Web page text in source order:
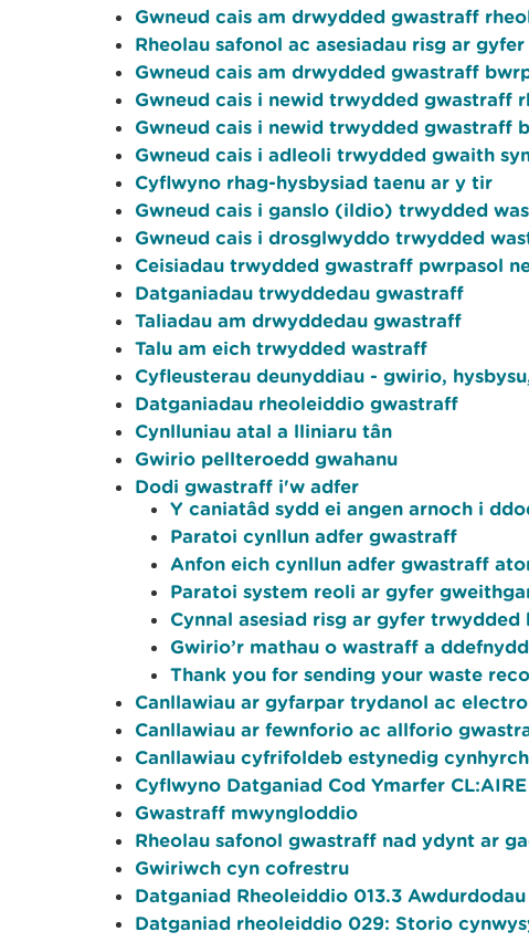
Gwneud cais am drwydded gwastraff
Rheolau safonol ac asesiadau risg ar
Gwneud cais am drwydded gwastraff
Gwneud cais i newid trwydded gwastraff
Gwneud cais i newid trwydded gwastraff
Gwneud cais i adleoli trwydded gwaith
Cyflwyno rhag-hysbysiad taenu ar y tir
Gwneud cais i ganslo (ildio) trwydded
Gwneud cais i drosglwyddo trwydded
Ceisiadau trwydded gwastraff pwrpasol
Datganiadau trwyddedau gwastraff
Taliadau am drwyddedau gwastraff
Talu am eich trwydded wastraff
Cyfleusterau deunyddiau - gwirio,
Datganiadau rheoleiddio gwastraff
Cynlluniau atal a lliniaru tân
Gwirio pellteroedd gwahanu
Dodi gwastraff i'w adfer
Y caniatâd sydd ei angen arnoch i
Paratoi cynllun adfer gwastraff
Anfon eich cynllun adfer gwastraff
Paratoi system reoli ar gyfer
Cynnal asesiad risg ar gyfer
Gwirio’r mathau o wastraff a
Thank you for sending your waste
Canllawiau ar gyfarpar trydanol ac
Canllawiau ar fewnforio ac allforio
Canllawiau cyfrifoldeb estynedig
Cyflwyno Datganiad Cod Ymarfer CL:AIRE
Gwastraff mwyngloddio
Rheolau safonol gwastraff nad ydynt ar
Gwiriwch cyn cofrestru
Datganiad Rheoleiddio 013.3
Datganiad rheoleiddio 029: Storio